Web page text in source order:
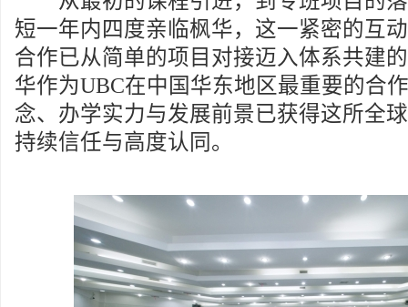
短一年内四度亲临枫华，这一紧密的互
合作已从简单的项目对接迈入体系共建
华作为UBC在中国华东地区最重要的合
念、办学实力与发展前景已获得这所全
持续信任与高度认同。